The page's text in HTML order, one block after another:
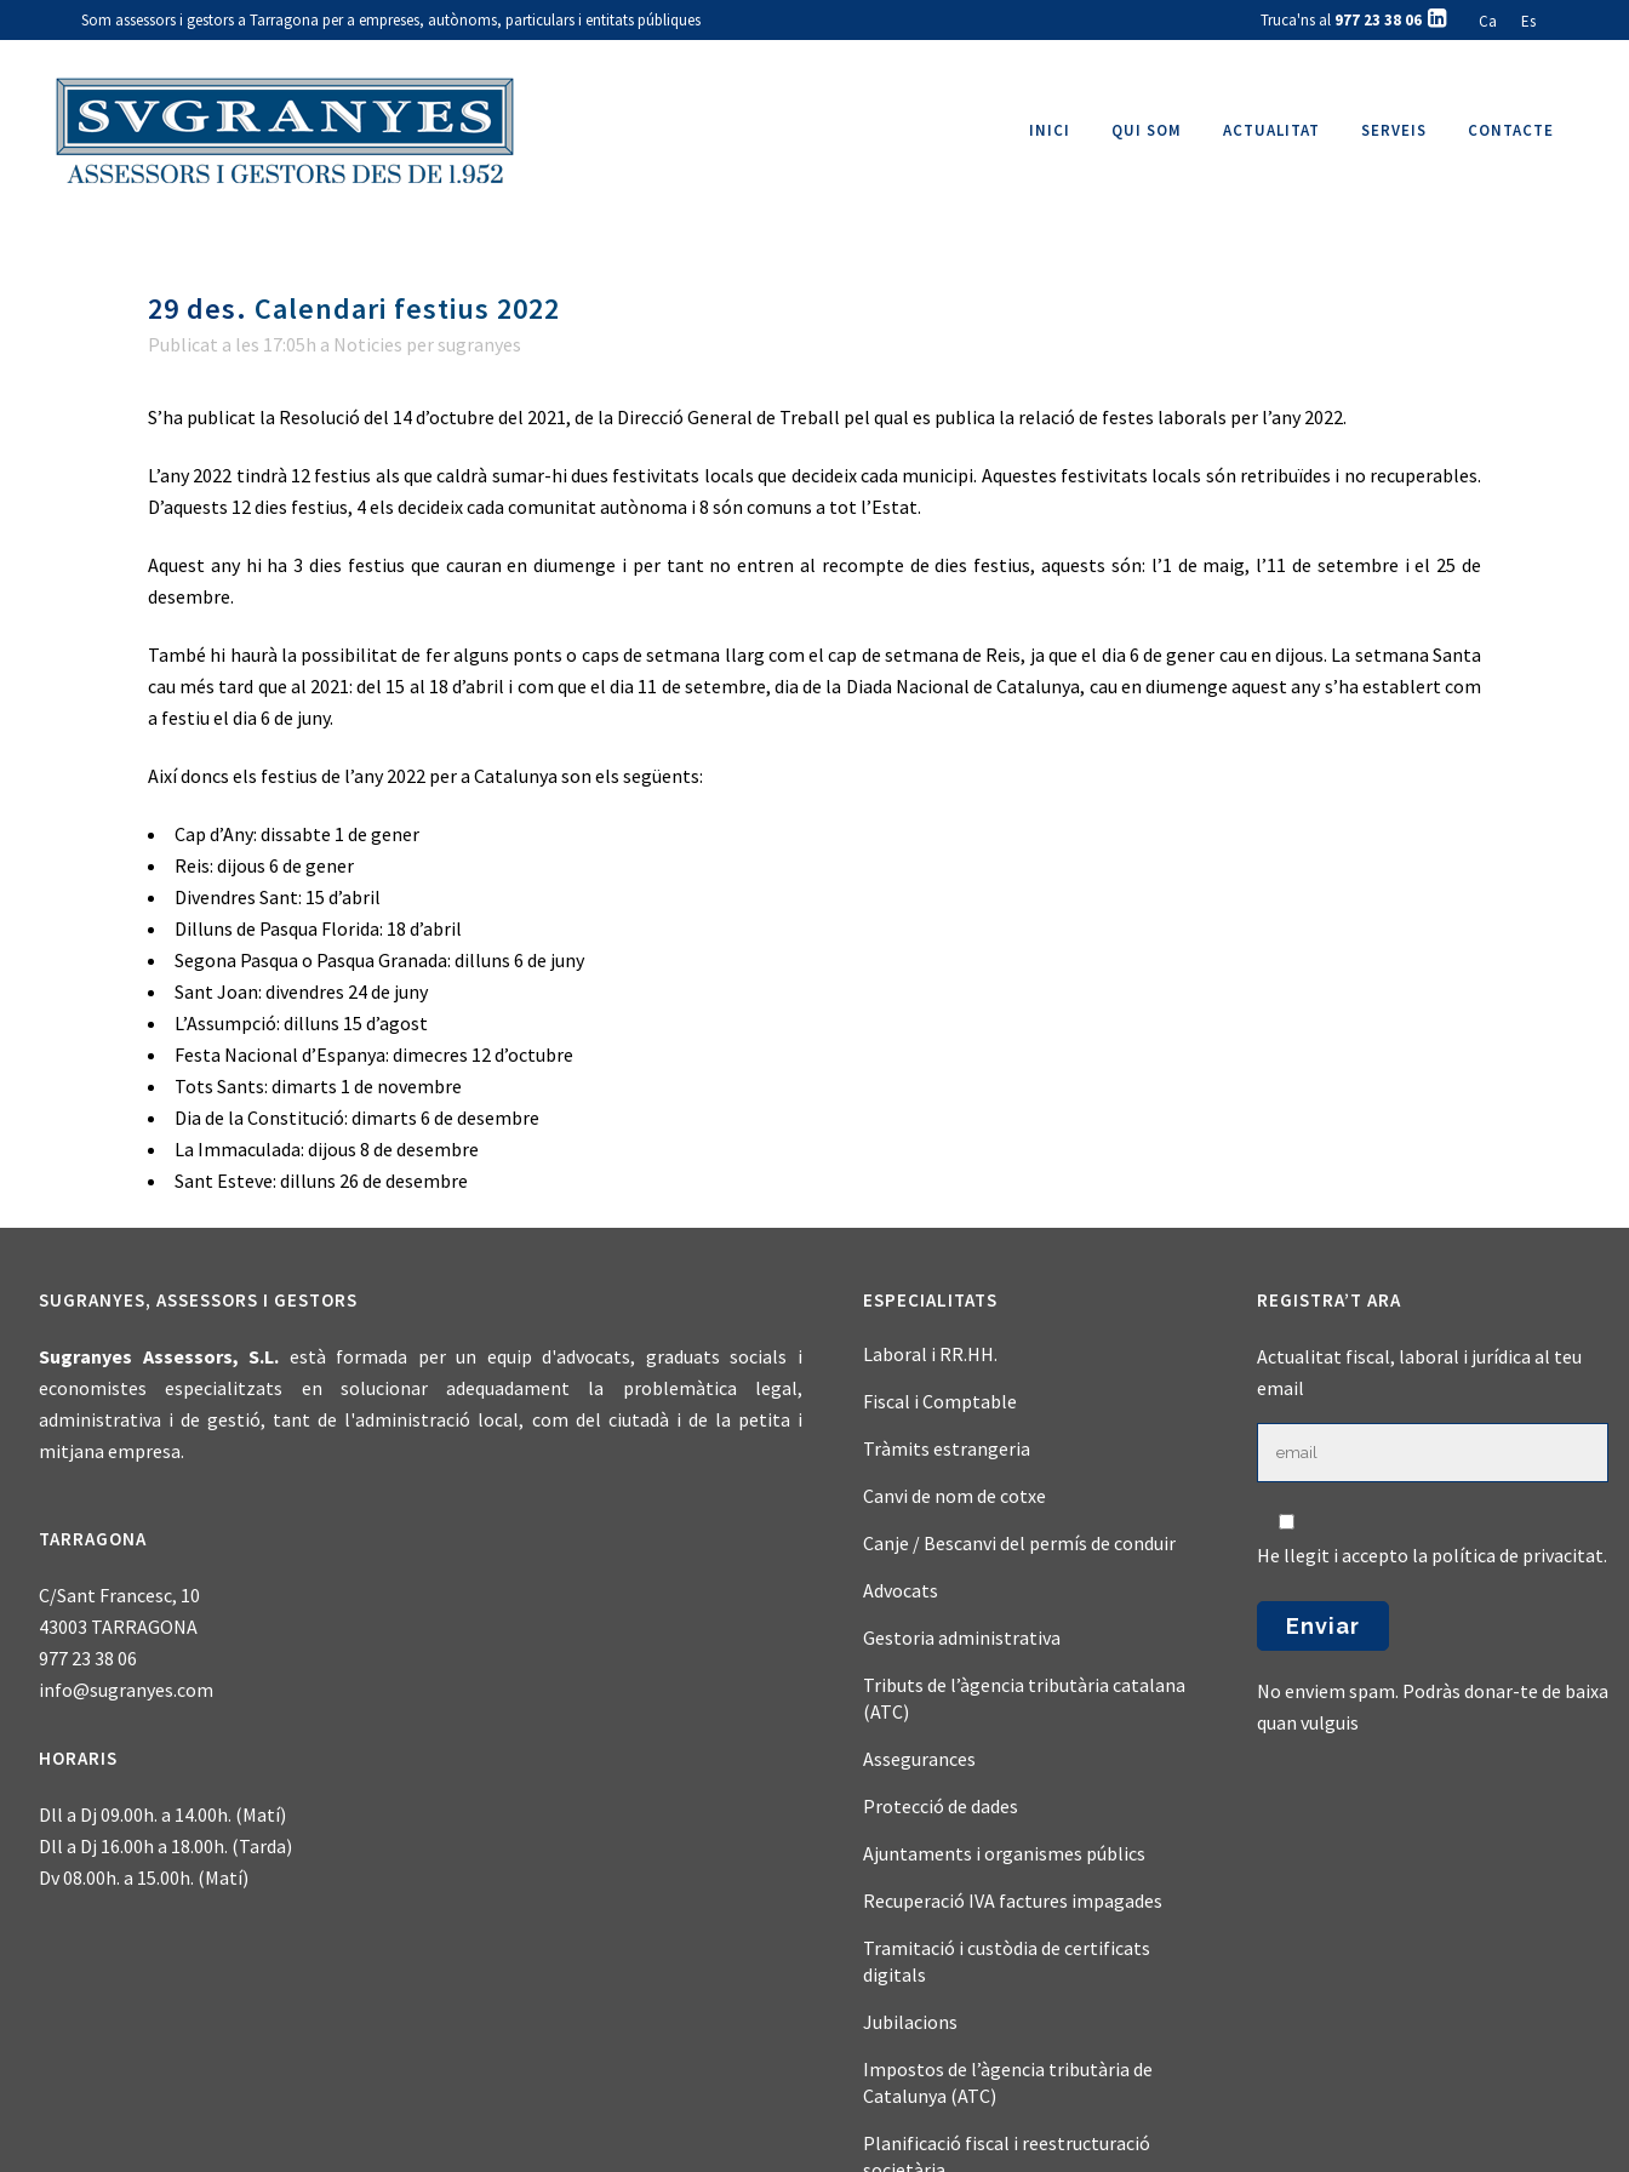
Som assessors i gestors a Tarragona per a empreses, autònoms, particulars i entitats públiques Truca'ns al 977 23 38 06 Ca Es
INICI QUI SOM ACTUALITAT SERVEIS CONTACTE
29 des. Calendari festius 2022
Publicat a les 17:05h a Noticies persugranyes
S’ha publicat la Resolució del 14 d’octubre del 2021, de la Direcció General de Treball pel qual es publica la relació de festes laborals per l’any 2022.
L’any 2022 tindrà 12 festius als que caldrà sumar-hi dues festivitats locals que decideix cada municipi. Aquestes festivitats locals són retribuïdes i no recuperables.
D’aquests 12 dies festius, 4 els decideix cada comunitat autònoma i 8 són comuns a tot l’Estat.
Aquest any hi ha 3 dies festius que cauran en diumenge i per tant no entren al recompte de dies festius, aquests són: l’1 de maig, l’11 de setembre i el 25 de
desembre.
També hi haurà la possibilitat de fer alguns ponts o caps de setmana llarg com el cap de setmana de Reis, ja que el dia 6 de gener cau en dijous. La setmana Santa
cau més tard que al 2021: del 15 al 18 d’abril i com que el dia 11 de setembre, dia de la Diada Nacional de Catalunya, cau en diumenge aquest any s’ha establert com
a festiu el dia 6 de juny.
Així doncs els festius de l’any 2022 per a Catalunya son els següents:
Cap d’Any: dissabte 1 de gener
Reis: dijous 6 de gener
Divendres Sant: 15 d’abril
Dilluns de Pasqua Florida: 18 d’abril
Segona Pasqua o Pasqua Granada: dilluns 6 de juny
Sant Joan: divendres 24 de juny
L’Assumpció: dilluns 15 d’agost
Festa Nacional d’Espanya: dimecres 12 d’octubre
Tots Sants: dimarts 1 de novembre
Dia de la Constitució: dimarts 6 de desembre
La Immaculada: dijous 8 de desembre
Sant Esteve: dilluns 26 de desembre
SUGRANYES, ASSESSORS I GESTORS
Sugranyes Assessors, S.L. està formada per un equip d'advocats, graduats socials i
economistes especialitzats en solucionar adequadament la problemàtica legal,
administrativa i de gestió, tant de l'administració local, com del ciutadà i de la petita i
mitjana empresa.
TARRAGONA
C/Sant Francesc, 10
43003 TARRAGONA
977 23 38 06
info@sugranyes.com
HORARIS
Dll a Dj 09.00h. a 14.00h. (Matí)
Dll a Dj 16.00h a 18.00h. (Tarda)
Dv 08.00h. a 15.00h. (Matí)
ESPECIALITATS
Laboral i RR.HH.
Fiscal i Comptable
Tràmits estrangeria
Canvi de nom de cotxe
Canje / Bescanvi del permís de conduir
Advocats
Gestoria administrativa
Tributs de l’àgencia tributària catalana
(ATC)
Assegurances
Protecció de dades
Ajuntaments i organismes públics
Recuperació IVA factures impagades
Tramitació i custòdia de certificats
digitals
Jubilacions
Impostos de l’àgencia tributària de
Catalunya (ATC)
Planificació fiscal i reestructuració
REGISTRA’T ARA
Actualitat fiscal, laboral i jurídica al teu
email
He llegit i accepto la política de privacitat.
No enviem spam. Podràs donar-te de baixa
quan vulguis